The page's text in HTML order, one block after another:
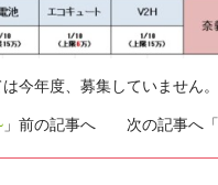
今年度、募集していません。
」前の記事へ 次の記事へ「